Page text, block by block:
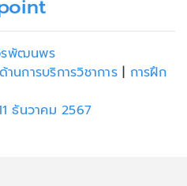
พัฒนพร
นการบริการวิชาการ | การฝึก
ธันวาคม 2567